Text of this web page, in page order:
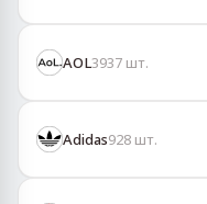
AOL3937 шт.
Adidas928 шт.